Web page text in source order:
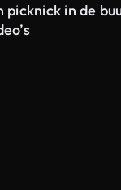
picknick in de